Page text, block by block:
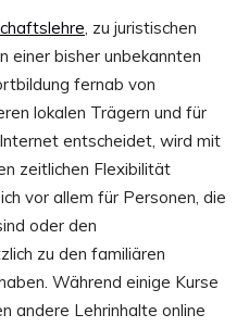
, zu juristischen
einer bisher unbekannten
fernab von
lokalen Trägern und für
entscheidet, wird mit
zeitlichen Flexibilität
vor allem für Personen, die
oder den
zu den familiären
Während einige Kurse
andere Lehrinhalte online